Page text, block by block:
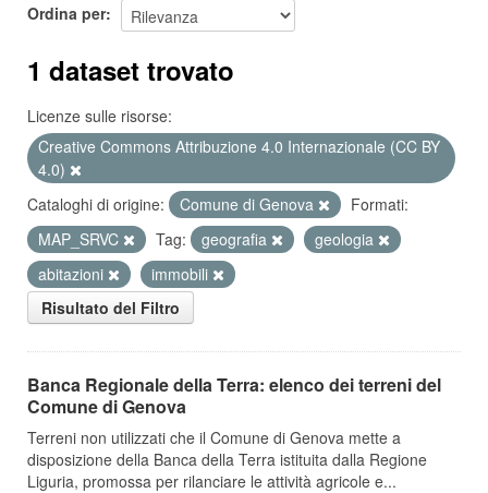
Ordina per
1 dataset trovato
Licenze sulle risorse:
Creative Commons Attribuzione 4.0 Internazionale (CC BY
4.0)
Cataloghi di origine:
Comune di Genova
Formati:
MAP_SRVC
Tag: geografia
geologia
abitazioni
immobili
Risultato del Filtro
Banca Regionale della Terra: elenco dei terreni del
Comune di Genova
Terreni non utilizzati che il Comune di Genova mette a
disposizione della Banca della Terra istituita dalla Regione
Liguria, promossa per rilanciare le attività agricole e...